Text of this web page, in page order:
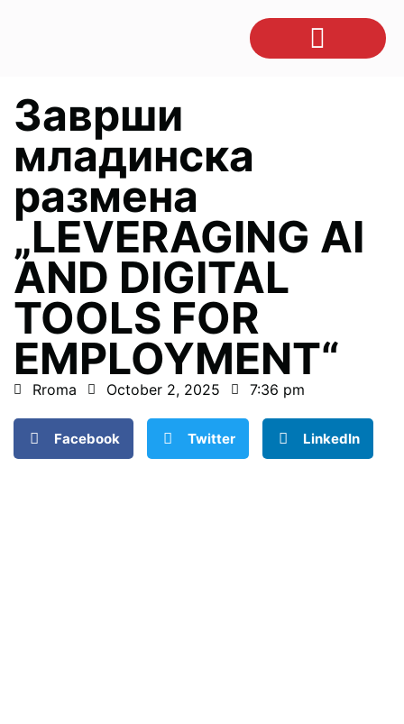
Заврши
младинска
размена
„LEVERAGING AI
AND DIGITAL
TOOLS FOR
EMPLOYMENT“
Rroma October 2, 2025 7:36 pm
Facebook Twitter LinkedIn